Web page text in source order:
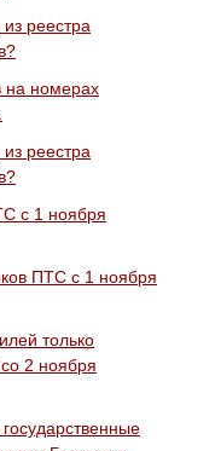
реестра
на номерах
реестра
с 1 ноября
ПТС с 1 ноября
только
2 ноября